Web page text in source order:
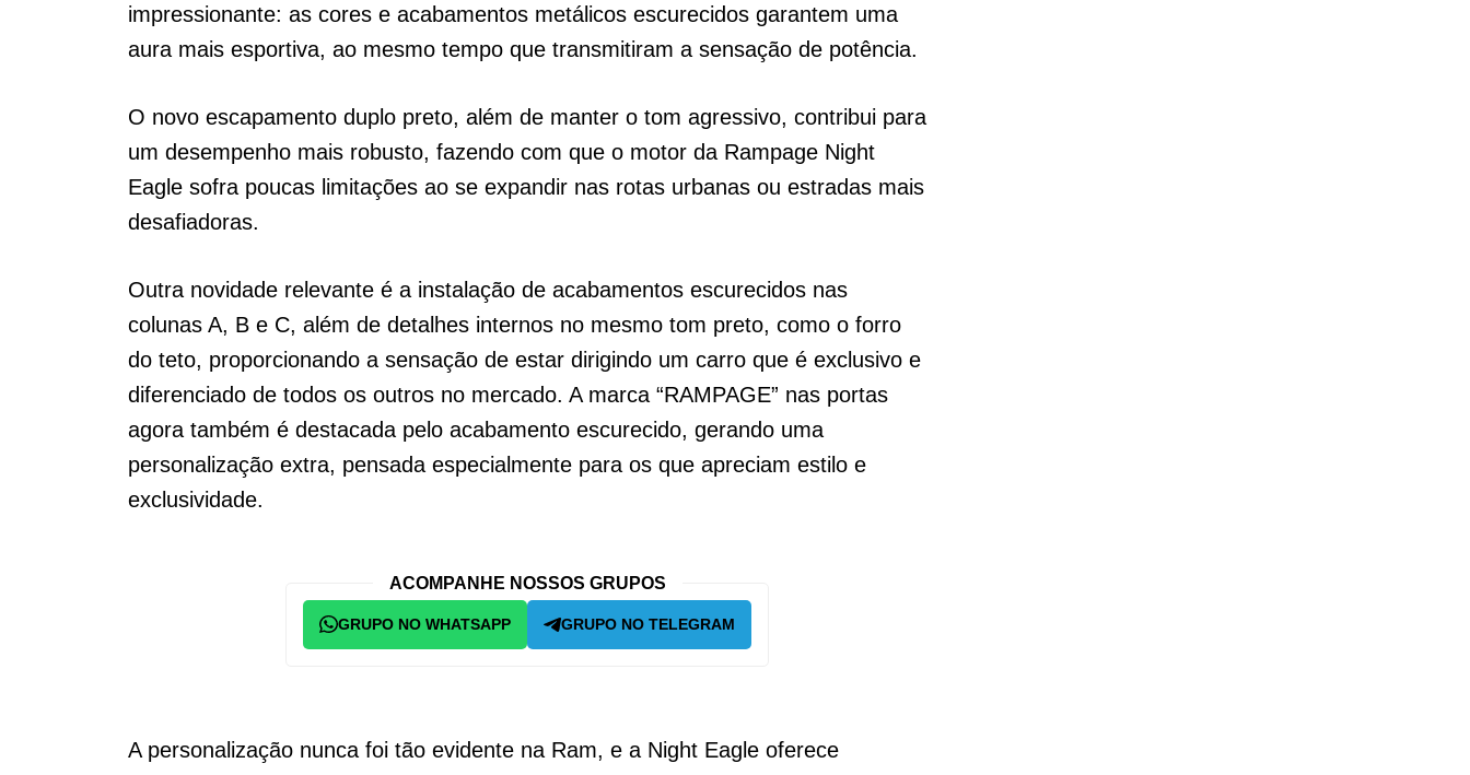
impressionante: as cores e acabamentos metálicos escurecidos garantem uma
aura mais esportiva, ao mesmo tempo que transmitiram a sensação de potência.
O novo escapamento duplo preto, além de manter o tom agressivo, contribui para
um desempenho mais robusto, fazendo com que o motor da Rampage Night
Eagle sofra poucas limitações ao se expandir nas rotas urbanas ou estradas mais
desafiadoras.
Outra novidade relevante é a instalação de acabamentos escurecidos nas
colunas A, B e C, além de detalhes internos no mesmo tom preto, como o forro
do teto, proporcionando a sensação de estar dirigindo um carro que é exclusivo e
diferenciado de todos os outros no mercado. A marca “RAMPAGE” nas portas
agora também é destacada pelo acabamento escurecido, gerando uma
personalização extra, pensada especialmente para os que apreciam estilo e
exclusividade.
ACOMPANHE NOSSOS GRUPOS
GRUPO NO WHATSAPP GRUPO NO TELEGRAM
A personalização nunca foi tão evidente na Ram, e a Night Eagle oferece